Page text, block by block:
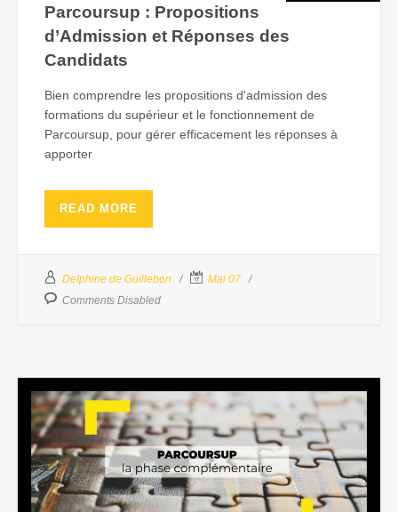
Parcoursup : Propositions
d’Admission et Réponses des
Candidats
Bien comprendre les propositions d'admission des
formations du supérieur et le fonctionnement de
Parcoursup, pour gérer efficacement les réponses à
apporter
READ MORE
Delphine de Guillebon
Mai 07
Comments Disabled